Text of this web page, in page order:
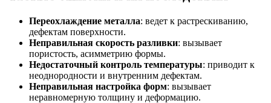
Переохлаждение металла: ведет к растрескиванию,
дефектам поверхности.
Неправильная скорость разливки: вызывает
пористость, асимметрию формы.
Недостаточный контроль температуры: приводит к
неоднородности и внутренним дефектам.
Неправильная настройка форм: вызывает
неравномерную толщину и деформацию.